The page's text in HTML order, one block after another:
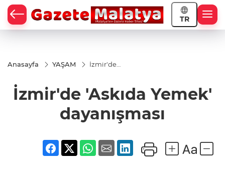
TR
Anasayfa YAŞAM
İzmir'de
dayanışması
İzmir'de 'Askıda Yemek'
dayanışması